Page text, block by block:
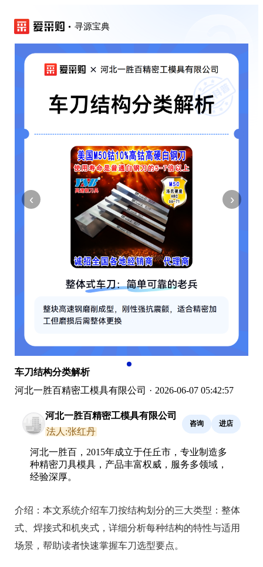
寻源宝典
‹ ›
车刀结构分类解析
河北一胜百精密工模具有限公司 · 2026-06-07 05:42:57
河北一胜百精密工模具有限公司
法人:张红丹
咨询 进店
河北一胜百，2015年成立于任丘市，专业制造多
种精密刀具模具，产品丰富权威，服务多领域，
经验深厚。
介绍： 本文系统介绍车刀按结构划分的三大类型：整体
式、焊接式和机夹式，详细分析每种结构的特性与适用
场景，帮助读者快速掌握车刀选型要点。